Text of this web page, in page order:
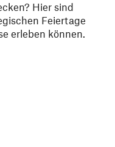
Hier sind
Feiertage
erleben können.